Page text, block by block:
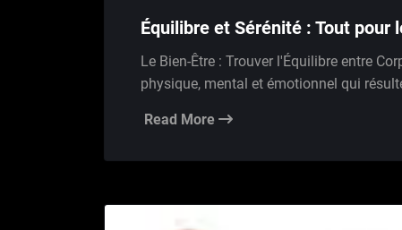
Équilibre et Sérénité : Tout pour
Le Bien-Être : Trouver l'Équilibre entre
physique, mental et émotionnel qui
Read More